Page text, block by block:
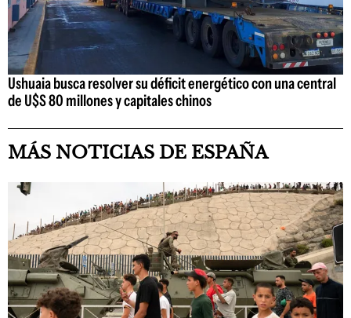
Ushuaia busca resolver su déficit energético con una central
de U$S 80 millones y capitales chinos
MÁS NOTICIAS DE ESPAÑA